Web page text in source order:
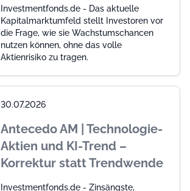
Investmentfonds.de - Das aktuelle
Kapitalmarktumfeld stellt Investoren vor
die Frage, wie sie Wachstumschancen
nutzen können, ohne das volle
Aktienrisiko zu tragen.
30.07.2026
Antecedo AM | Technologie-
Aktien und KI-Trend –
Korrektur statt Trendwende
Investmentfonds.de - Zinsängste,